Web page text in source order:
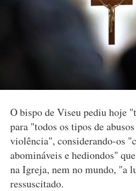
O bispo de Viseu pediu hoje
para "todos os tipos de
violência", considerando-os
abomináveis e hediondos"
na Igreja, nem no mundo, "a
ressuscitado.